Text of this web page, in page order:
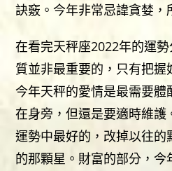
訣竅。今年非常忌諱貪婪，
在看完天秤座2022年的運
質並非最重要的，只有把握
今年天秤的愛情是最需要
在身旁，但還是要適時維護
運勢中最好的，改掉以往的
的那顆星。財富的部分，